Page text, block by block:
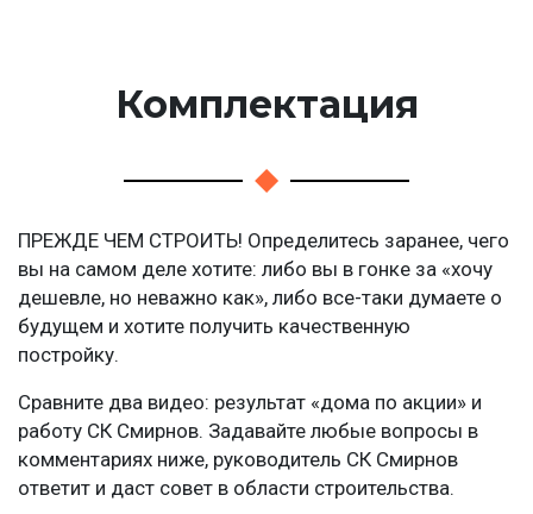
Комплектация
ПРЕЖДЕ ЧЕМ СТРОИТЬ! Определитесь заранее, чего
вы на самом деле хотите: либо вы в гонке за «хочу
дешевле, но неважно как», либо все-таки думаете о
будущем и хотите получить качественную
постройку.
Сравните два видео: результат «дома по акции» и
работу СК Смирнов. Задавайте любые вопросы в
комментариях ниже, руководитель СК Смирнов
ответит и даст совет в области строительства.